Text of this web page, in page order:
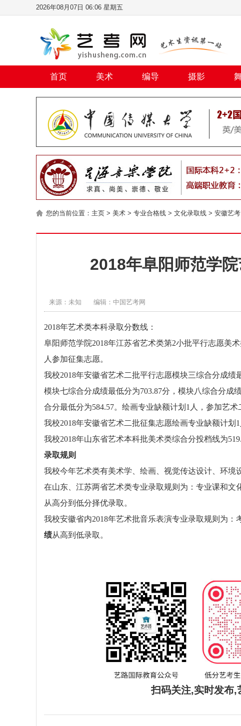
2026年08月07日 06:06 星期五
首页 美术 编导 摄影
您的当前位置： 主页 > 美术 > 专业合格线 > 文化录取线 > 安徽艺考
2018年阜阳师范学
来源：未知 编辑：中国艺考网
2018年艺术类本科录取分数线：
阜阳师范学院2018年江苏省艺术类第2小批平行志愿美
人参加征集志愿。
我校2018年安徽省艺术二批平行志愿模块三综合分成绩
模块七综合分成绩最低分为703.87分，模块八综合分成
合分最低分为584.57。绘画专业缺额计划1人，参加艺术
我校2018年安徽省艺术二批征集志愿绘画专业缺额计划
我校2018年山东省艺术本科批美术类综合分投档线为
录取规则
我校今年艺术类有美术学、绘画、视觉传达设计、环
在山东、江苏两省艺术类专业录取规则为：专业课和
从高分到低分择优录取。
我校安徽省内2018年艺术批音乐表演专业录取规则为
绩从高到低录取。
扫码关注,实时发布,